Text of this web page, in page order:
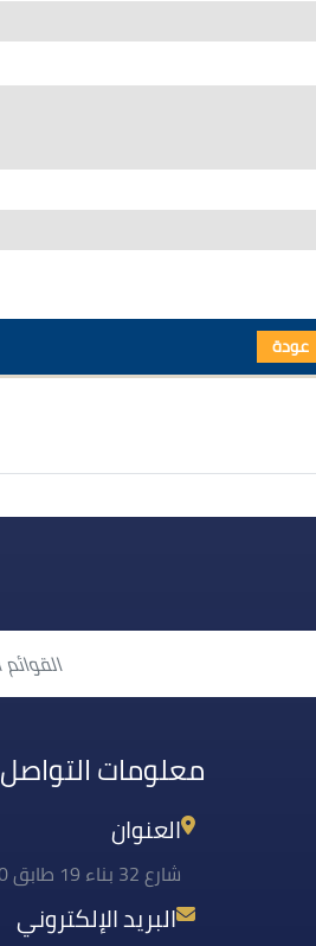
معلومات التواصل
العنوان
شارع 32 بناء 19 طابق 10
البريد الإلكتروني